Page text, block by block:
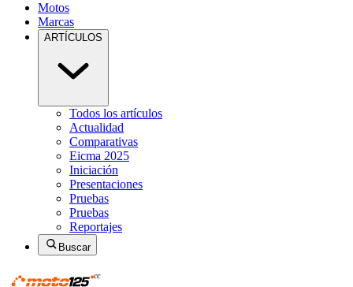
Motos
Marcas
ARTÍCULOS
Todos los artículos
Actualidad
Comparativas
Eicma 2025
Iniciación
Presentaciones
Pruebas
Pruebas
Reportajes
Buscar